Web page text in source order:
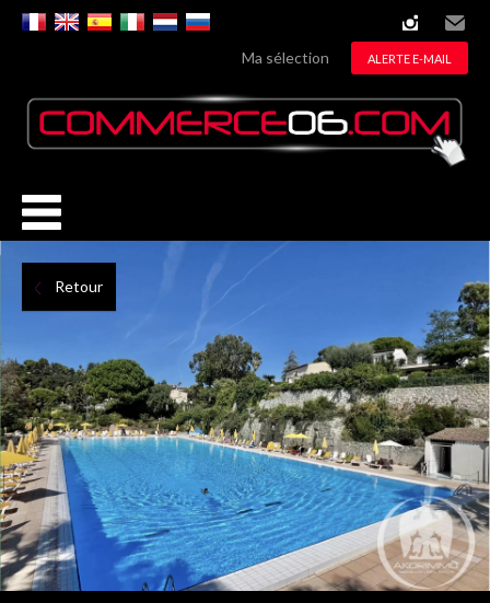
instagram
Email
Ma sélection ALERTE E-MAIL
Retour